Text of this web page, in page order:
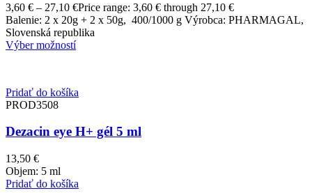
3,60 € – 27,10 €Price range: 3,60 € through 27,10 €
Balenie: 2 x 20g + 2 x 50g, 400/1000 g Výrobca: PHARMAGAL,
Slovenská republika
Výber možností
Pridať do košíka
PROD3508
Dezacin eye H+ gél 5 ml
13,50 €
Objem: 5 ml
Pridať do košíka